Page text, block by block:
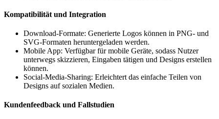
Kompatibilität und Integration
Download-Formate: Generierte Logos können in PNG- und
SVG-Formaten heruntergeladen werden.
Mobile App: Verfügbar für mobile Geräte, sodass Nutzer
unterwegs skizzieren, Eingaben tätigen und Designs erstellen
können.
Social-Media-Sharing: Erleichtert das einfache Teilen von
Designs auf sozialen Medien.
Kundenfeedback und Fallstudien